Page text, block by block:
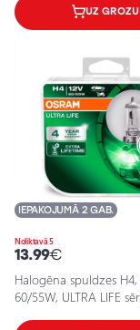
UZ GROZU
Noliktavā 5
IEPAKOJUMĀ 2 GAB.
13.99€
Halogēna spuldzes H4,
60/55W, ULTRA LIFE